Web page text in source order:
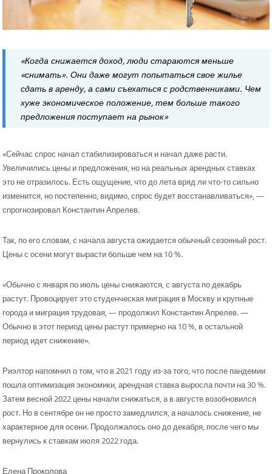
«Когда снижается доход, люди стараются меньше
«снимать». Они даже могут попытаться свое жилье
сдать в аренду, а сами съехаться с родственниками. Чем
хуже экономическое положение, тем больше такого
предложения поступает на рынок»
«Сейчас спрос начал стабилизироваться и начал даже расти.
Увеличились цены и предложения, но на реальных арендных ставках
это не отразилось. Есть ощущение, что до лета вряд ли что-то сильно
изменится, но постепенно, видимо, спрос будет восстанавливаться», —
спрогнозировал Константин Апрелев.
Так, по его словам, с начала августа ожидается обычный сезонный рост.
Цены с осени могут вырасти больше чем на 10 %.
«Обычно с января по июль цены снижаются, с августа по декабрь
растут. Провоцирует это студенческая миграция в Москву и крупные
города и миграция трудовая, — продолжил Константин Апрелев. —
Обычно в этот период цены растут примерно на 10 %, в остальной
период идет снижение».
Риэлтор напомнил о том, что в 2021 году из-за того, что после пандемии
пошла оптимизация экономики, арендная ставка выросла почти на 30 %.
Затем весной 2022 цены начали снижаться, а в августе возобновился
рост. Но в сентябре он не просто замедлился, а началось снижение, не
характерное для осени. Продолжалось оно до декабря, после чего мы
вернулись к ставкам июля 2022 года.
Елена Проколова